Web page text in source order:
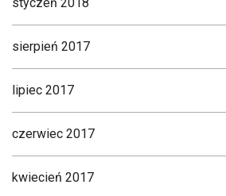
sierpień 2017
lipiec 2017
czerwiec 2017
kwiecień 2017